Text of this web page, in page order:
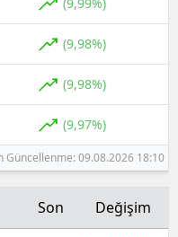
(9,98%)
(9,98%)
(9,97%)
Güncellenme: 09.08.2026 18:10
Son Değişim